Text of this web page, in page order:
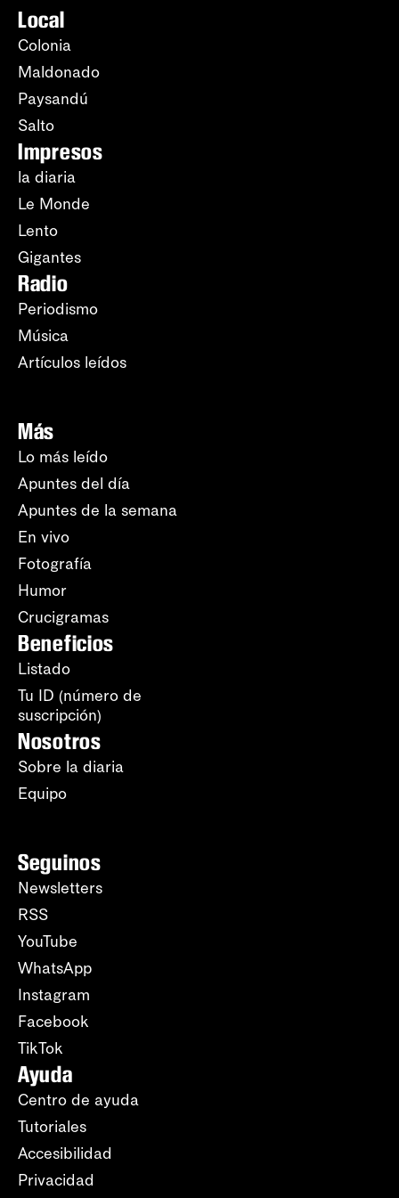
Local
Colonia
Maldonado
Paysandú
Salto
Impresos
la diaria
Le Monde
Lento
Gigantes
Radio
Periodismo
Música
Artículos leídos
Más
Lo más leído
Apuntes del día
Apuntes de la semana
En vivo
Fotografía
Humor
Crucigramas
Beneficios
Listado
Tu ID (número de
suscripción)
Nosotros
Sobre la diaria
Equipo
Seguinos
Newsletters
RSS
YouTube
WhatsApp
Instagram
Facebook
TikTok
Ayuda
Centro de ayuda
Tutoriales
Accesibilidad
Privacidad